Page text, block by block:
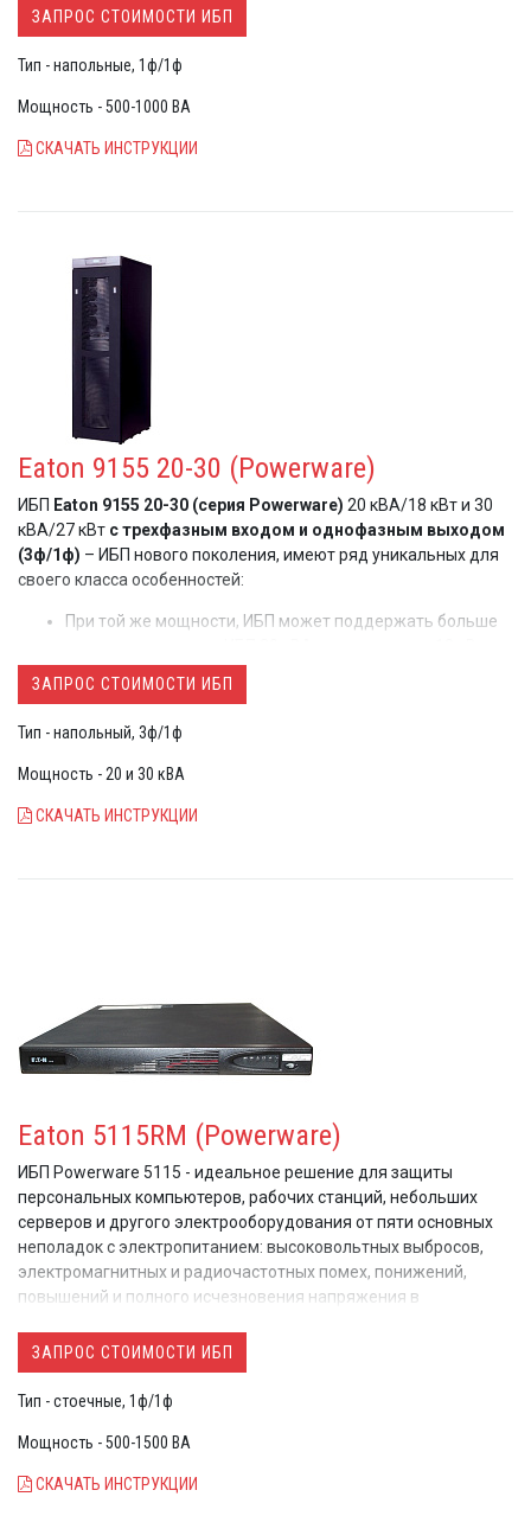
компьютерными розетками. 4 розетки защищены батареями и
4 обеспечивают фильтрацию помех сети для
дополнительного защищаемого оборудования. ИБП не имеют
комфорт при их использовании.
ЗАПРОС СТОИМОСТИ ИБП
Тип - напольные, 1ф/1ф
Мощность - 500-1000 ВА
СКАЧАТЬ ИНСТРУКЦИИ
Eaton 9155 20-30 (Powerware)
ИБП Eaton 9155 20-30 (серия Powerware) 20 кВА/18 кВт и 30
кВА/27 кВт c трехфазным входом и однофазным выходом
(3ф/1ф) – ИБП нового поколения, имеют ряд уникальных для
своего класса особенностей:
При той же мощности, ИБП может поддержать больше
30 кВА – 27 кВт активной мощности
Уникальная технология параллельной работы ИБП
ИБП можно использовать при слабой проводке,
сопрягать с чувствительным оборудованием – он
на IGBT транзисторах дает минимальные искажения
ИБП могут быть укомплектованы дублирующим
выноснымж/к экраном View UPS
ЗАПРОС СТОИМОСТИ ИБП
Тип - напольный, 3ф/1ф
Мощность - 20 и 30 кВА
СКАЧАТЬ ИНСТРУКЦИИ
Eaton 5115RM (Powerware)
ИБП Powerware 5115 - идеальное решение для защиты
персональных компьютеров, рабочих станций, небольших
серверов и другого электрооборудования от пяти основных
неполадок с электропитанием: высоковольтных выбросов,
электромагнитных и радиочастотных помех, понижений,
повышений и полного исчезновения напряжения в
ЗАПРОС СТОИМОСТИ ИБП
Тип - стоечные, 1ф/1ф
Мощность - 500-1500 ВА
СКАЧАТЬ ИНСТРУКЦИИ